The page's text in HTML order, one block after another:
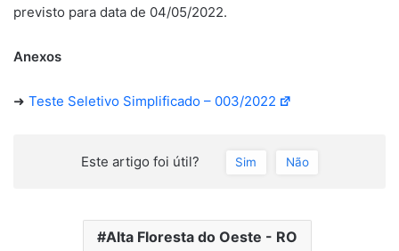
previsto para data de 04/05/2022.
Anexos
➜ Teste Seletivo Simplificado – 003/2022
Este artigo foi útil? Sim Não
Alta Floresta do Oeste - RO